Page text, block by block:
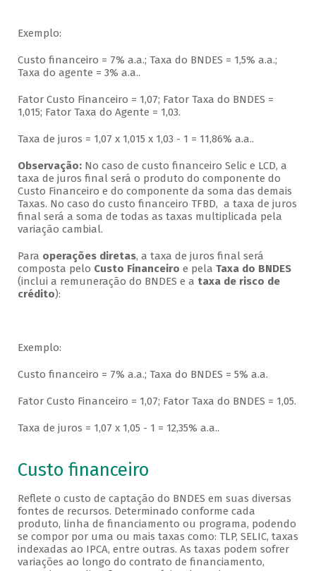
Exemplo:
Custo financeiro = 7% a.a.; Taxa do BNDES = 1,5% a.a.;
Taxa do agente = 3% a.a..
Fator Custo Financeiro = 1,07; Fator Taxa do BNDES =
1,015; Fator Taxa do Agente = 1,03.
Taxa de juros = 1,07 x 1,015 x 1,03 - 1 = 11,86% a.a..
Observação:No caso de custo financeiro Selic e LCD, a
taxa de juros final será o produto do componente do
Custo Financeiro e do componente da soma das demais
Taxas. No caso do custo financeiro TFBD, a taxa de juros
final será a soma de todas as taxas multiplicada pela
variação cambial.
Para operações diretas, a taxa de juros final será
composta pelo Custo Financeiro e pela Taxa do BNDES
(inclui a remuneração do BNDES e a taxa de risco de
crédito):
Exemplo:
Custo financeiro = 7% a.a.; Taxa do BNDES = 5% a.a.
Fator Custo Financeiro = 1,07; Fator Taxa do BNDES = 1,05.
Taxa de juros = 1,07 x 1,05 - 1 = 12,35% a.a..
Custo financeiro
Reflete o custo de captação do BNDES em suas diversas
fontes de recursos. Determinado conforme cada
produto, linha de financiamento ou programa, podendo
se compor por uma ou mais taxas como: TLP, SELIC, taxas
indexadas ao IPCA, entre outras. As taxas podem sofrer
variações ao longo do contrato de financiamento,